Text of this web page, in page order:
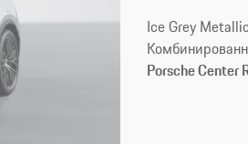
Ice Grey Metallic
Porsche Center